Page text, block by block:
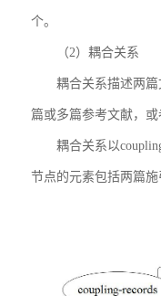
个。
（2）耦合关系
耦合关系描述两
篇或多篇参考文献，
耦合关系以
节点的元素包括两篇